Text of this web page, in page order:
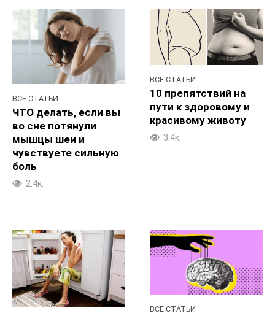
ВСЕ СТАТЬИ
ЧТО делать, если вы
во сне потянули
мышцы шеи и
чувствуете сильную
боль
2.4к.
ВСЕ СТАТЬИ
10 препятствий на
пути к здоровому и
красивому животу
3.4к.
ВСЕ СТАТЬИ